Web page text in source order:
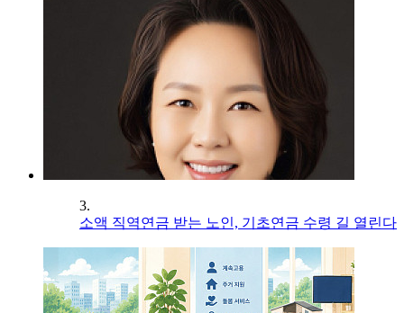
3.
소액 직역연금 받는 노인, 기초연금 수령 길 열린다